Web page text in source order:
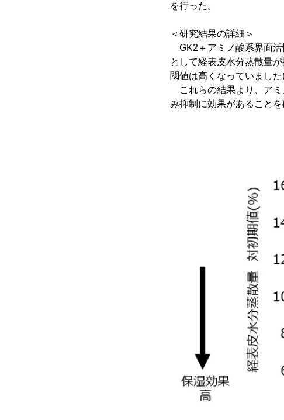
を行った。
＜研究結果の詳細＞
GK2＋アミノ酸系界面活
として経表皮水分蒸散量
閾値は高くなっていました(
これらの結果より、アミ
み抑制に効果があることを